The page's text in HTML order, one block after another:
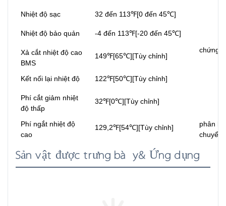
chứng
Nhiệt độ sạc 32 đến 113℉[0 đến 45℃]
Nhiệt độ bảo quản -4 đến 113℉[-20 đến 45℃]
Xả cắt nhiệt độ cao
BMS
149℉[65℃][Tùy chỉnh]
Kết nối lại nhiệt độ 122℉[50℃][Tùy chỉnh]
Phí cắt giảm nhiệt
độ thấp
32℉[0℃][Tùy chỉnh]
Phí ngắt nhiệt độ
cao
129,2℉[54℃][Tùy chỉnh]
phân
chuyển
Sản vật được trưng bày& Ứng dụng